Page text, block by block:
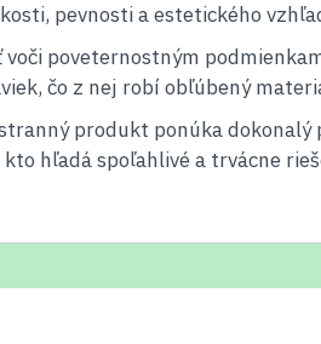
pevnosti a estetického
poveternostným
čo z nej robí obľúbený
produkt ponúka dokonalý
hľadá spoľahlivé a trvácne